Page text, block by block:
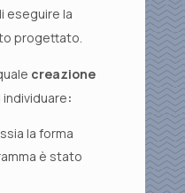
eseguire la
progettato.
creazione
:
la forma
è stato